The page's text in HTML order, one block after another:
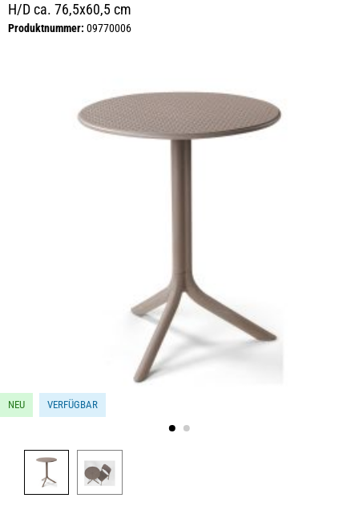
H/D ca. 76,5x60,5 cm
Produktnummer: 09770006
NEU VERFÜGBAR